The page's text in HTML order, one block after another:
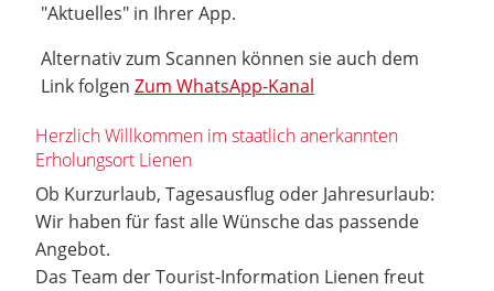
"Aktuelles" in Ihrer App.
Alternativ zum Scannen können sie auch dem
Link folgen Zum WhatsApp-Kanal
Herzlich Willkommen im staatlich anerkannten
Erholungsort Lienen
Ob Kurzurlaub, Tagesausflug oder Jahresurlaub:
Wir haben für fast alle Wünsche das passende
Angebot.
Das Team der Tourist-Information Lienen freut